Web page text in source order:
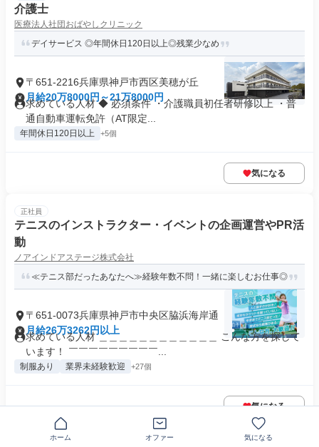
介護士
医療法人社団おばやしクリニック
デイサービス ◎年間休日120日以上◎残業少なめ
〒651-2216兵庫県神戸市西区美穂が丘
月給20万8000円～21万8000円
求めている人材 ◆ 必須条件 ・介護職員初任者研修以上 ・普
通自動車運転免許（AT限定...
年間休日120日以上 +5個
気になる
正社員
テニスのインストラクター・イベントの企画運営やPR活
動
ノアインドアステージ株式会社
≪テニス部だったあなたへ≫経験年数不問！一緒に楽しむお仕事◎
〒651-0073兵庫県神戸市中央区脇浜海岸通
月給26万3262円以上
求めている人材 ＿＿＿＿＿＿＿＿＿＿＿＿ こんな方を探して
います！ ￣￣￣￣￣￣￣￣￣...
制服あり 業界未経験歓迎 +27個
気になる
ホーム オファー 気になる